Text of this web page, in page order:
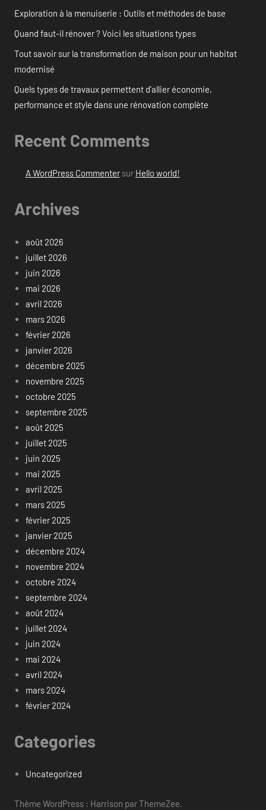
Exploration à la menuiserie : Outils et méthodes de base
Quand faut-il rénover ? Voici les situations types
Tout savoir sur la transformation de maison pour un habitat
modernisé
Quels types de travaux permettent d’allier économie,
performance et style dans une rénovation complète
Recent Comments
A WordPress Commentersur Hello world!
Archives
août 2026
juillet 2026
juin 2026
mai 2026
avril 2026
mars 2026
février 2026
janvier 2026
décembre 2025
novembre 2025
octobre 2025
septembre 2025
août 2025
juillet 2025
juin 2025
mai 2025
avril 2025
mars 2025
février 2025
janvier 2025
décembre 2024
novembre 2024
octobre 2024
septembre 2024
août 2024
juillet 2024
juin 2024
mai 2024
avril 2024
mars 2024
février 2024
Categories
Uncategorized
Thème WordPress : Harrison par ThemeZee.